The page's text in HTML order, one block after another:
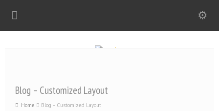
Blog – Customized Layout
Home Blog – Customized Layout